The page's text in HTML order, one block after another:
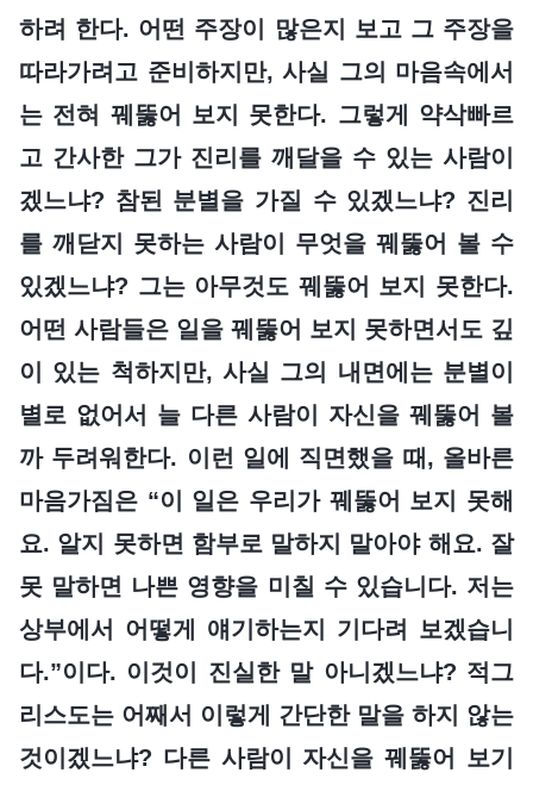
하려 한다. 어떤 주장이 많은지 보고 그 주장을
따라가려고 준비하지만, 사실 그의 마음속에서
는 전혀 꿰뚫어 보지 못한다. 그렇게 약삭빠르
고 간사한 그가 진리를 깨달을 수 있는 사람이
겠느냐? 참된 분별을 가질 수 있겠느냐? 진리
를 깨닫지 못하는 사람이 무엇을 꿰뚫어 볼 수
있겠느냐? 그는 아무것도 꿰뚫어 보지 못한다.
어떤 사람들은 일을 꿰뚫어 보지 못하면서도 깊
이 있는 척하지만, 사실 그의 내면에는 분별이
별로 없어서 늘 다른 사람이 자신을 꿰뚫어 볼
까 두려워한다. 이런 일에 직면했을 때, 올바른
마음가짐은 “이 일은 우리가 꿰뚫어 보지 못해
요. 알지 못하면 함부로 말하지 말아야 해요. 잘
못 말하면 나쁜 영향을 미칠 수 있습니다. 저는
상부에서 어떻게 얘기하는지 기다려 보겠습니
다.”이다. 이것이 진실한 말 아니겠느냐? 적그
리스도는 어째서 이렇게 간단한 말을 하지 않는
것이겠느냐? 다른 사람이 자신을 꿰뚫어 보기